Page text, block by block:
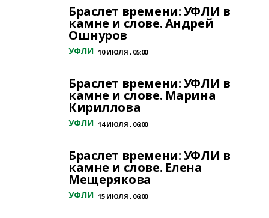
Браслет времени: УФЛИ в
камне и слове. Андрей
Ошнуров
УФЛИ 10 ИЮЛЯ , 05:00
Браслет времени: УФЛИ в
камне и слове. Марина
Кириллова
УФЛИ 14 ИЮЛЯ , 06:00
Браслет времени: УФЛИ в
камне и слове. Елена
Мещерякова
УФЛИ 15 ИЮЛЯ , 06:00